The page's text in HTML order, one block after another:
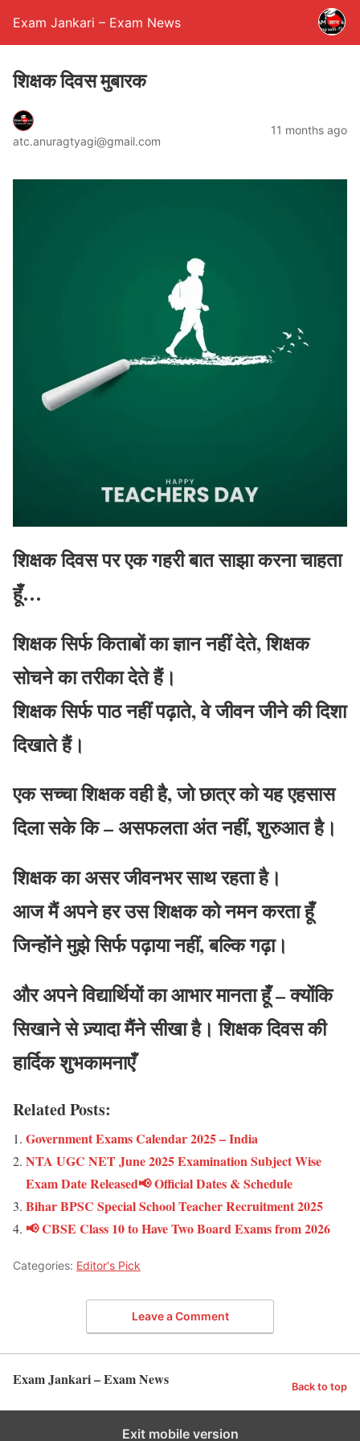
Exam Jankari – Exam News
शिक्षक दिवस मुबारक
atc.anuragtyagi@gmail.com
11 months ago
शिक्षक दिवस पर एक गहरी बात साझा करना चाहता
हूँ…
शिक्षक सिर्फ किताबों का ज्ञान नहीं देते, शिक्षक
सोचने का तरीका देते हैं।
शिक्षक सिर्फ पाठ नहीं पढ़ाते, वे जीवन जीने की दिशा
दिखाते हैं।
एक सच्चा शिक्षक वही है, जो छात्र को यह एहसास
दिला सके कि – असफलता अंत नहीं, शुरुआत है।
शिक्षक का असर जीवनभर साथ रहता है।
आज मैं अपने हर उस शिक्षक को नमन करता हूँ
जिन्होंने मुझे सिर्फ पढ़ाया नहीं, बल्कि गढ़ा।
और अपने विद्यार्थियों का आभार मानता हूँ – क्योंकि
सिखाने से ज़्यादा मैंने सीखा है। शिक्षक दिवस की
हार्दिक शुभकामनाएँ
Related Posts:
Government Exams Calendar 2025 – India
NTA UGC NET June 2025 Examination Subject Wise
Exam Date Released📢 Official Dates & Schedule
Bihar BPSC Special School Teacher Recruitment 2025
📢 CBSE Class 10 to Have Two Board Exams from 2026
Categories: Editor's Pick
Leave a Comment
Exam Jankari – Exam News Back to top
Exit mobile version